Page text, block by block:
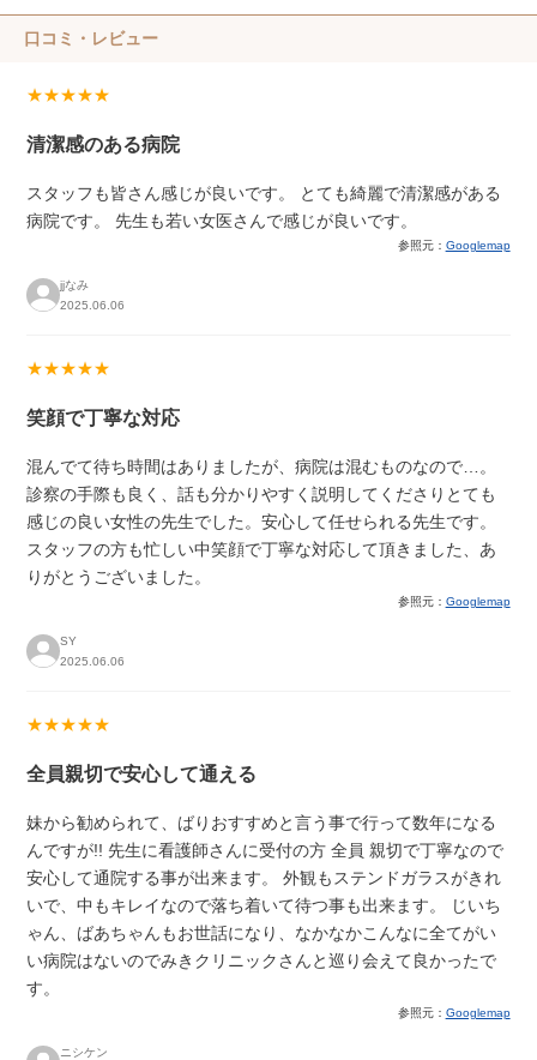
口コミ・レビュー
★★★★★
清潔感のある病院
スタッフも皆さん感じが良いです。 とても綺麗で清潔感がある
病院です。 先生も若い女医さんで感じが良いです。
参照元： Googlemap
jjなみ
2025.06.06
★★★★★
笑顔で丁寧な対応
混んでて待ち時間はありましたが、病院は混むものなので…。
診察の手際も良く、話も分かりやすく説明してくださりとても
感じの良い女性の先生でした。安心して任せられる先生です。
スタッフの方も忙しい中笑顔で丁寧な対応して頂きました、あ
りがとうございました。
参照元： Googlemap
SY
2025.06.06
★★★★★
全員親切で安心して通える
妹から勧められて、ばりおすすめと言う事で行って数年になる
んですが!! 先生に看護師さんに受付の方 全員 親切で丁寧なので
安心して通院する事が出来ます。 外観もステンドガラスがきれ
いで、中もキレイなので落ち着いて待つ事も出来ます。 じいち
ゃん、ばあちゃんもお世話になり、なかなかこんなに全てがい
い病院はないのでみきクリニックさんと巡り会えて良かったで
す。
参照元： Googlemap
ニシケン